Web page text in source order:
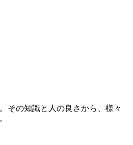
その知識と人の良さから、様々